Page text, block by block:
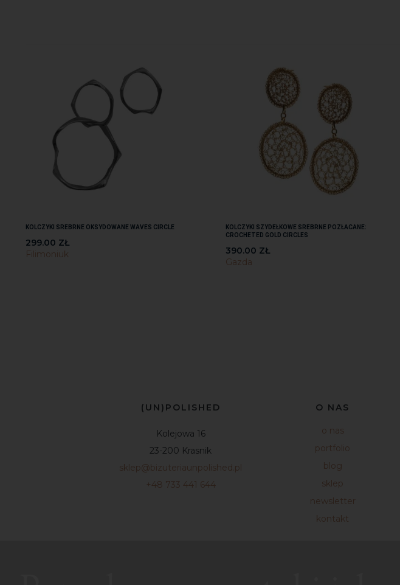
KOLCZYKI SREBRNE OKSYDOWANE WAVES CIRCLE
299.00 ZŁ
Filimoniuk
KOLCZYKI SZYDEŁKOWE SREBRNE POZŁACANE:
CROCHETED GOLD CIRCLES
390.00 ZŁ
Gazda
(UN)POLISHED
Kolejowa 16
23-200 Krasnik
sklep@bizuteriaunpolished.pl
+48 733 441 644
O NAS
o nas
portfolio
blog
sklep
newsletter
kontakt